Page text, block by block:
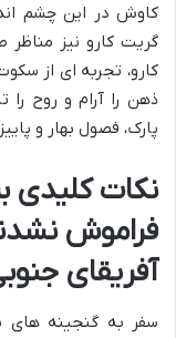
کاوش در این چشم
گریت کارو نیز
کارو، تجربه ای از
ذهن را آرام و روح را
پارک، فصول بهار و
نکات کلیدی
فراموش
آفریقای
سفر به گنجینه های